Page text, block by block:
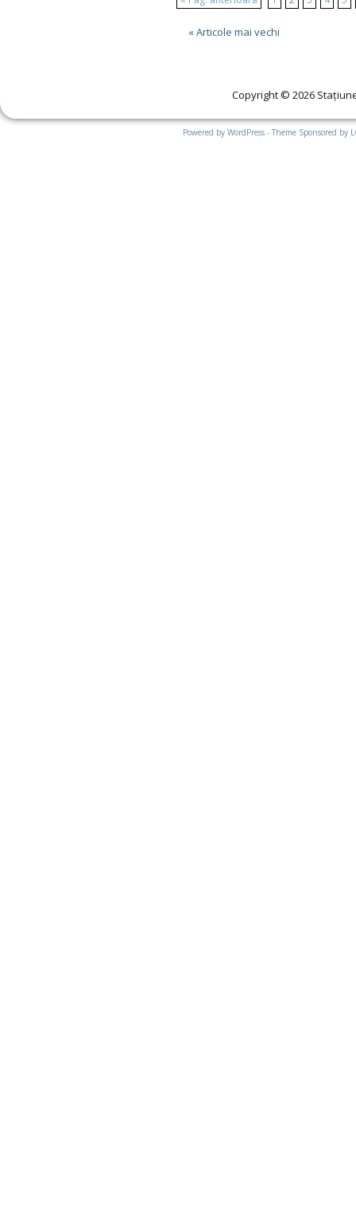
« Articole mai vechi
Copyright © 2026
Powered by WordPress - Theme Sponsored by